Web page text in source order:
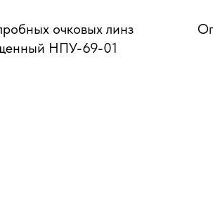
очковых линз
НПУ-69-01